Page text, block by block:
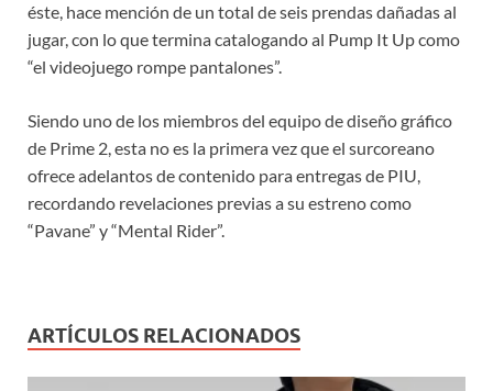
éste, hace mención de un total de seis prendas dañadas al
jugar, con lo que termina catalogando al Pump It Up como
“el videojuego rompe pantalones”.
Siendo uno de los miembros del equipo de diseño gráfico
de Prime 2, esta no es la primera vez que el surcoreano
ofrece adelantos de contenido para entregas de PIU,
recordando revelaciones previas a su estreno como
“Pavane” y “Mental Rider”.
ARTÍCULOS RELACIONADOS